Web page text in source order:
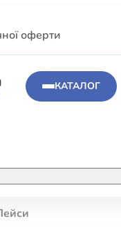
оферти
КАТАЛОГ